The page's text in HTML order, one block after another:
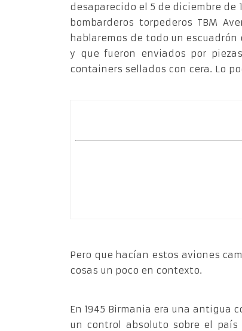
desaparecido el 5 de diciembre de
bombarderos torpederos TBM
hablaremos de todo un escuadrón
y que fueron enviados por
containers sellados con cera. Lo
Pero que hacían estos aviones
cosas un poco en contexto.
En 1945 Birmania era una antigua
un control absoluto sobre el